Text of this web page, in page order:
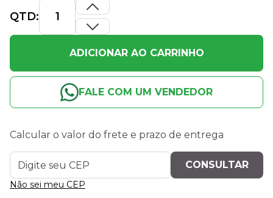
QTD:
ADICIONAR AO CARRINHO
FALE COM UM VENDEDOR
Calcular o valor do frete e prazo de entrega
Não sei meu CEP